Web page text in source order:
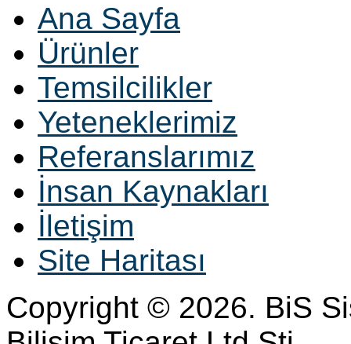
Ana Sayfa
Ürünler
Temsilcilikler
Yeteneklerimiz
Referanslarımız
İnsan Kaynakları
İletişim
Site Haritası
Copyright © 2026. BiS